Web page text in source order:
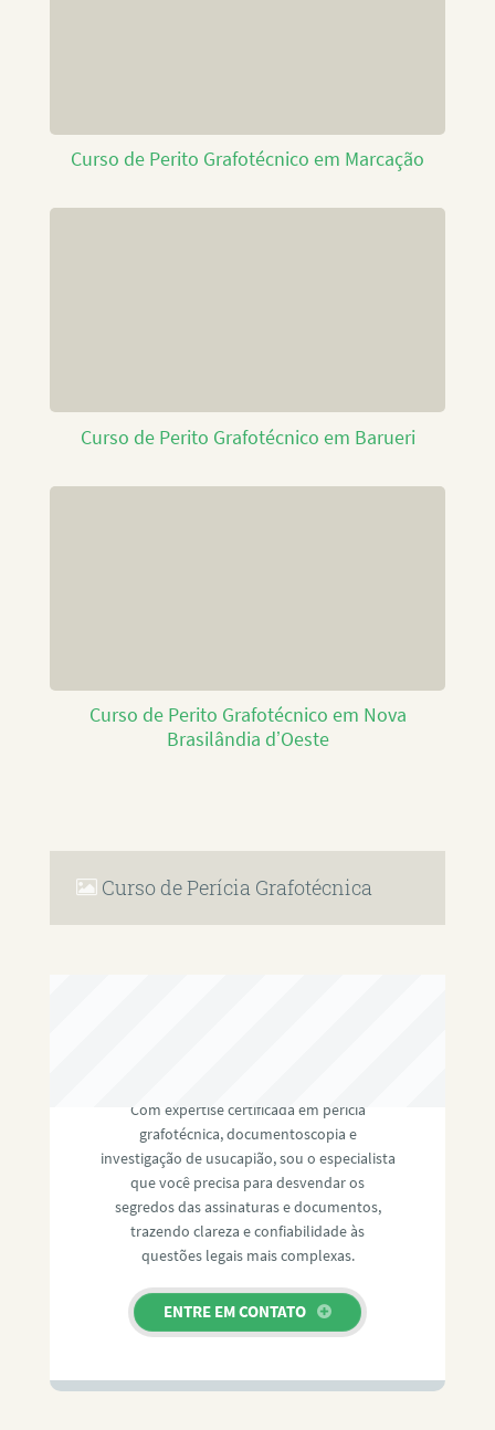
Curso de Perito Grafotécnico em Marcação
Curso de Perito Grafotécnico em Barueri
Curso de Perito Grafotécnico em Nova
Brasilândia d’Oeste
Curso de Perícia Grafotécnica
Com expertise certificada em perícia
grafotécnica, documentoscopia e
investigação de usucapião, sou o especialista
que você precisa para desvendar os
segredos das assinaturas e documentos,
trazendo clareza e confiabilidade às
questões legais mais complexas.
ENTRE EM CONTATO